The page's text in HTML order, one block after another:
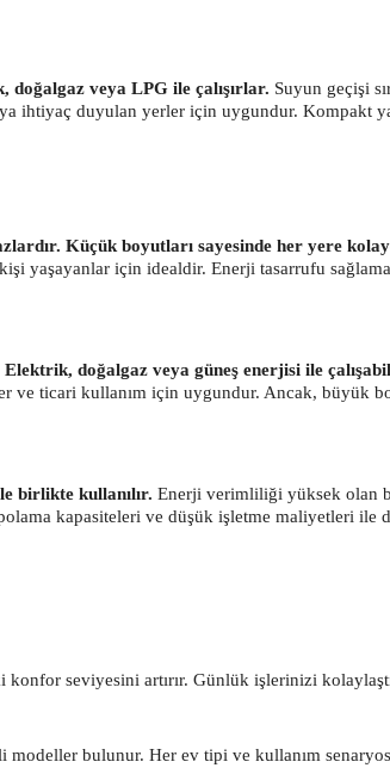
doğalgaz veya LPG ile çalışırlar. Suyun geçişi
ihtiyaç duyulan yerler için uygundur. Kompakt
Küçük boyutları sayesinde her yere
yaşayanlar için idealdir. Enerji tasarrufu
doğalgaz veya güneş enerjisi ile
ve ticari kullanım için uygundur. Ancak, büyük
birlikte kullanılır. Enerji verimliliği yüksek olan
kapasiteleri ve düşük işletme maliyetleri
konfor seviyesini artırır. Günlük işlerinizi
modeller bulunur. Her ev tipi ve kullanım